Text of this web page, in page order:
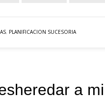
, PLANIFICACION SUCESORIA
a